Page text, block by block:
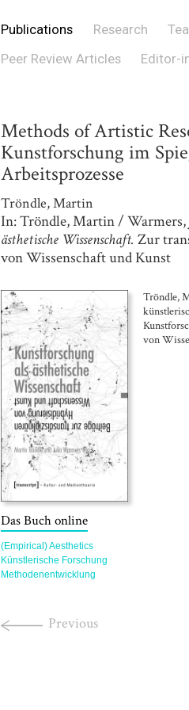
Publications Research
Peer Review Articles Editor-
Methods of Artistic
Kunstforschung im
Arbeitsprozesse
Tröndle, Martin
In: Tröndle, Martin / Warmers,
ästhetische Wissenschaft. Zur
von Wissenschaft und Kunst
Das Buch online
(Empirical) Aesthetics
Künstlerische Forschung
Methodenentwicklung
Tröndle,
von
Previous